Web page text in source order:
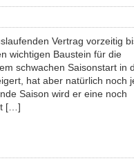
Vertrag vorzeitig
wichtigen Baustein für die
schwachen Saisonstart in
hat aber natürlich noch
Saison wird er eine noch
[…]